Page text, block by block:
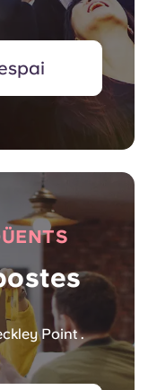
Point .